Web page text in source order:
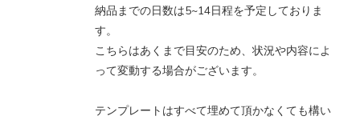
納品までの日数は5~14日程を予定しておりま
す。
こちらはあくまで目安のため、状況や内容によ
って変動する場合がございます。
テンプレートはすべて埋めて頂かなくても構い